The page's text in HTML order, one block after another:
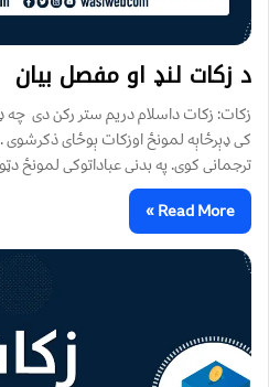
د زکات لنډ او مفصل بيان
زکات: زکات داسلام دريم ستر رکن دی چه
کی ډېرځاېه لمونځ اوزکات ېوځای ذکرشوی
ترجمانی کوی. په بدنی عباداتوکی لمونځ
Read More »